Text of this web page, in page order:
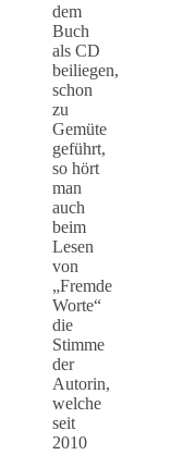
dem
Buch
als CD
beiliegen,
schon
zu
Gemüte
geführt,
so hört
man
auch
beim
Lesen
von
„Fremde
Worte“
die
Stimme
der
Autorin,
welche
seit
2010